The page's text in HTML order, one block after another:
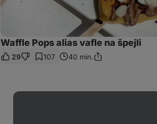
Waffle Pops alias vafle na špejli
29 107 40 min.Sdílet